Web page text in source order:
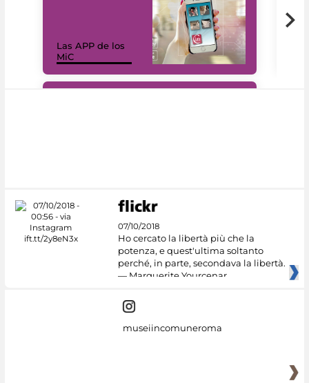
Las APP de los
MiC
07/10/2018
Ho cercato la libertà più che la
potenza, e quest'ultima soltanto
perché, in parte, secondava la libertà.
— Marguerite Yourcenar
museiincomuneroma